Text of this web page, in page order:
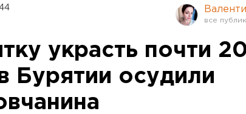
украсть почти
Бурятии осудили